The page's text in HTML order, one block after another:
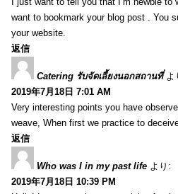
want to bookmark your blog post . You
your website.
返信
Catering รับจัดเลี้ยงนอกสถานที่ よ
2019年7月18日 7:01 AM
Very interesting points you have
weave, When first we practice to
返信
Who was I in my past life より:
2019年7月18日 10:39 PM